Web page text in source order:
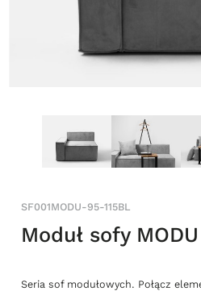
SF001MODU-95-115BL
Moduł sofy
Seria sof modułowych. Połącz